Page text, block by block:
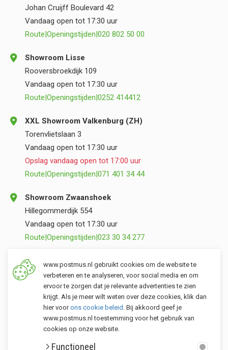
Klantenservice
Johan Cruijff Boulevard 42
Vandaag open tot 17:30 uur
Route Openingstijden 020 802 50 00
Showroom Lisse
Rooversbroekdijk 109
Vandaag open tot 17:30 uur
Route Openingstijden 0252 414412
XXL Showroom Valkenburg (ZH)
Torenvlietslaan 3
Vandaag open tot 17:30 uur
Opslag vandaag open tot 17:00 uur
Route Openingstijden 071 401 34 44
Showroom Zwaanshoek
Hillegommerdijk 554
Vandaag open tot 17:30 uur
Route Openingstijden 023 30 34 277
Opslag Valkenburg (ZH)
Torenvlietslaan 3
Vandaag open tot 17:00 uur
Route|Openingstijden |071 401 34 44
www.postmus.nl gebruikt cookies om de website te
verbeteren en te analyseren, voor social media en om
ervoor te zorgen dat je relevante advertenties te zien
krijgt. Als je meer wilt weten over deze cookies, klik dan
hier voorons cookie beleid . Bij akkoord geef je
www.postmus.nl toestemming voor het gebruik van
cookies op onze website.
Functioneel